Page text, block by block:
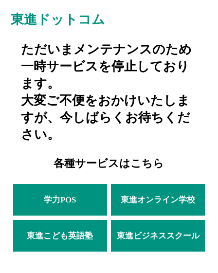
東進ドットコム
ただいまメンテナンスのため
一時サービスを停止しており
ます。
大変ご不便をおかけいたしま
すが、今しばらくお待ちくだ
さい。
各種サービスはこちら
学力POS 東進オンライン学校
東進こども英語塾 東進ビジネススクール